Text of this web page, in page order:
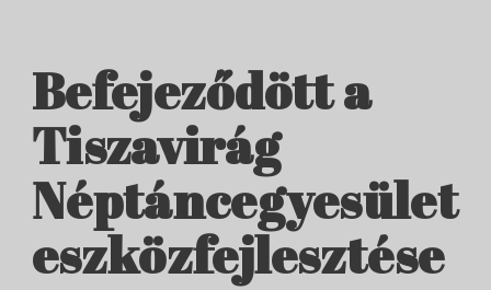
Befejeződött a
Tiszavirág
Néptáncegyesület
eszközfejlesztése